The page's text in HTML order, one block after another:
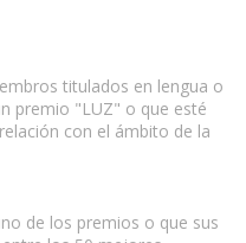
titulados en lengua o
premio "LUZ" o que esté
con el ámbito de la
de los premios o que sus